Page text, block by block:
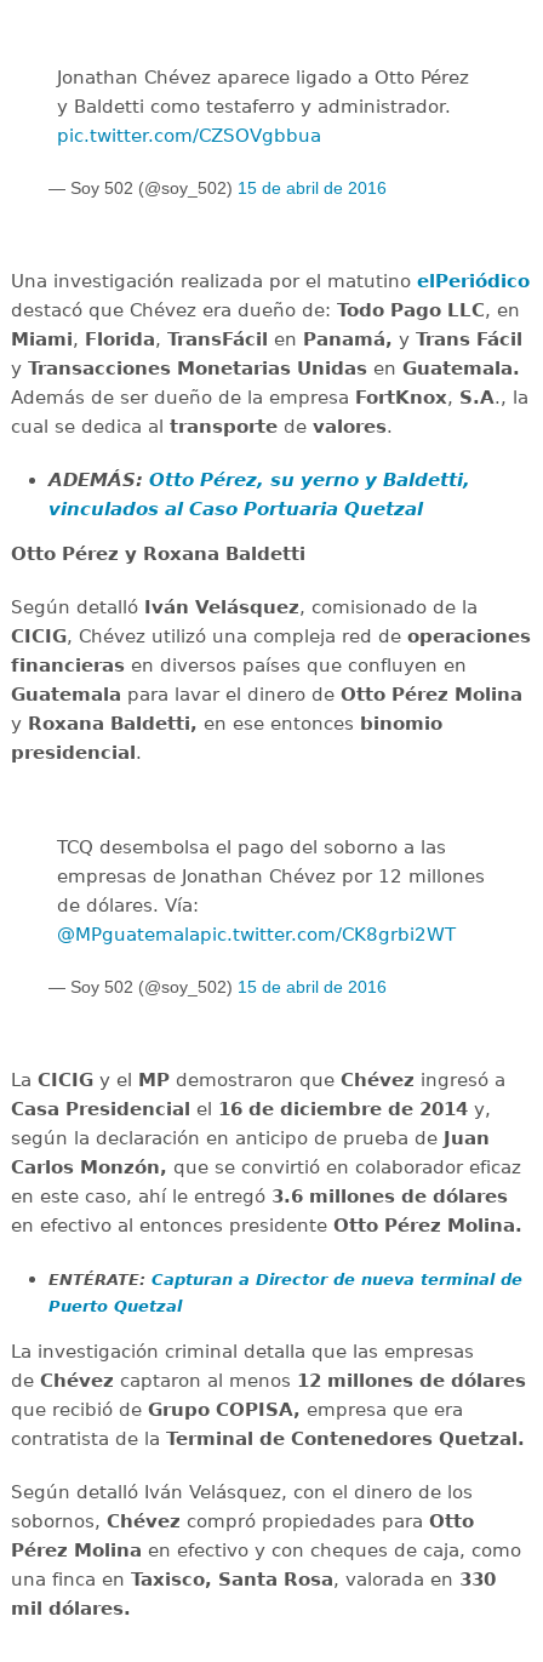
Jonathan Chévez aparece ligado a Otto Pérez
y Baldetti como testaferro y administrador.
pic.twitter.com/CZSOVgbbua
— Soy 502 (@soy_502) 15 de abril de 2016
Una investigación realizada por el matutino elPeriódico
destacó que Chévez era dueño de: Todo Pago LLC, en
Miami, Florida, TransFácil en Panamá, y Trans Fácil
y Transacciones Monetarias Unidasen Guatemala.
Además de ser dueño de la empresa FortKnox, S.A., la
cual se dedica al transportede valores.
ADEMÁS: Otto Pérez, su yerno y Baldetti,
vinculados al Caso Portuaria Quetzal
Otto Pérez y Roxana Baldetti
Según detalló Iván Velásquez, comisionado de la
CICIG, Chévez utilizó una compleja red de operaciones
financierasen diversos países que confluyen en
Guatemala para lavar el dinero de Otto Pérez Molina
y Roxana Baldetti, en ese entonces binomio
presidencial.
TCQ desembolsa el pago del soborno a las
empresas de Jonathan Chévez por 12 millones
de dólares. Vía:
@MPguatemalapic.twitter.com/CK8grbi2WT
— Soy 502 (@soy_502) 15 de abril de 2016
La CICIGy el MPdemostraron que Chévez ingresó a
Casa Presidencial el 16 de diciembre de 2014y,
según la declaración en anticipo de prueba de Juan
Carlos Monzón, que se convirtió en colaborador eficaz
en este caso, ahí le entregó 3.6 millones de dólares
en efectivo al entonces presidente Otto Pérez Molina.
ENTÉRATE: Capturan a Director de nueva terminal de
Puerto Quetzal
La investigación criminal detalla que las empresas
de Chévez captaron al menos 12 millones de dólares
que recibió de Grupo COPISA, empresa que era
contratista de la Terminal de Contenedores Quetzal.
Según detalló Iván Velásquez, con el dinero de los
sobornos, Chévez compró propiedades para Otto
Pérez Molina en efectivo y con cheques de caja, como
una finca en Taxisco, Santa Rosa, valorada en 330
mil dólares.